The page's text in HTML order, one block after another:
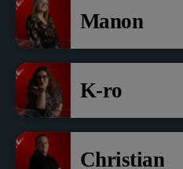
Manon
K-ro
Christian